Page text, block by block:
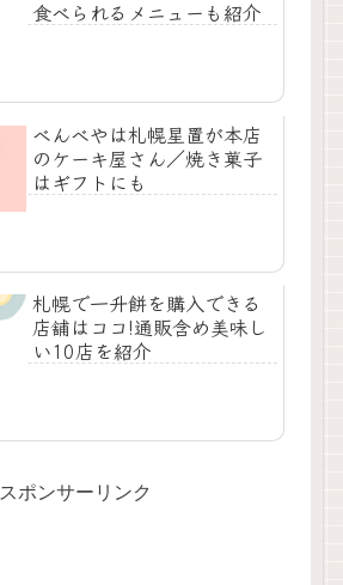
食べられるメニューも紹介
べんべやは札幌星置が本店
のケーキ屋さん／焼き菓子
はギフトにも
札幌で一升餅を購入できる
店舗はココ!通販含め美味し
い10店を紹介
スポンサーリンク